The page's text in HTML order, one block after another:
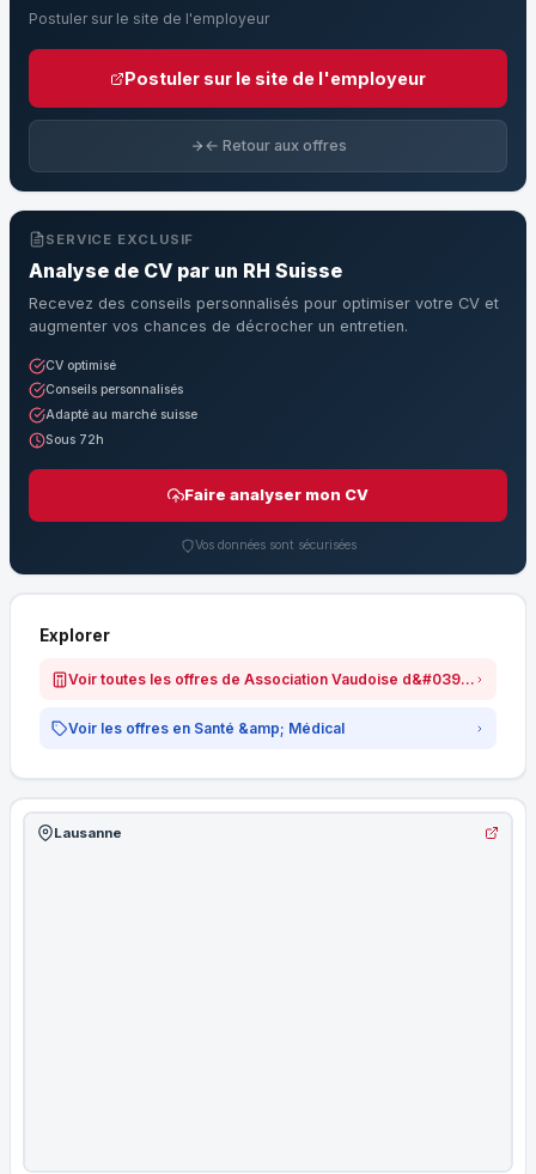
Postuler sur le site de l'employeur
Postuler sur le site de l'employeur
← Retour aux offres
SERVICE EXCLUSIF
Analyse de CV par un RH Suisse
Recevez des conseils personnalisés pour optimiser votre CV et
augmenter vos chances de décrocher un entretien.
CV optimisé
Conseils personnalisés
Adapté au marché suisse
Sous 72h
Faire analyser mon CV
Vos données sont sécurisées
Explorer
Voir toutes les offres de Association Vaudoise d&#039;Aide et de Soins à Domicile (AVASAD)
Voir les offres en Santé &amp; Médical
Lausanne